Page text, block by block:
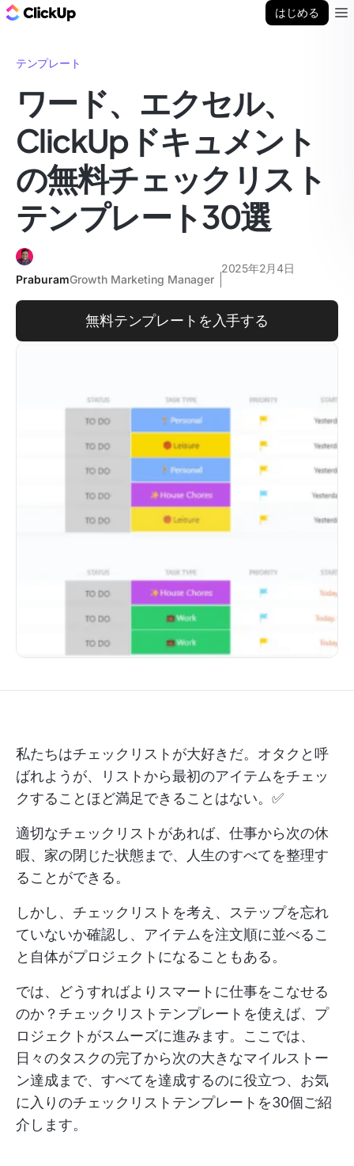
はじめる
テンプレート
ワード、エクセル、
ClickUpドキュメント
の無料チェックリスト
テンプレート30選
PraburamGrowth Marketing Manager
2025年2月4日
無料テンプレートを入手する
私たちはチェックリストが大好きだ。オタクと呼
ばれようが、リストから最初のアイテムをチェッ
クすることほど満足できることはない。✅
適切なチェックリストがあれば、仕事から次の休
暇、家の閉じた状態まで、人生のすべてを整理す
ることができる。
しかし、チェックリストを考え、ステップを忘れ
ていないか確認し、アイテムを注文順に並べるこ
と自体がプロジェクトになることもある。
では、どうすればよりスマートに仕事をこなせる
のか？チェックリストテンプレートを使えば、プ
ロジェクトがスムーズに進みます。ここでは、
日々のタスクの完了から次の大きなマイルストー
ン達成まで、すべてを達成するのに役立つ、お気
に入りのチェックリストテンプレートを30個ご紹
介します。